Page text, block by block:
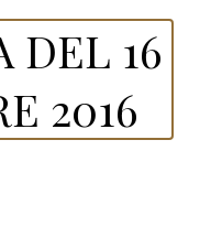
DEL 16
2016